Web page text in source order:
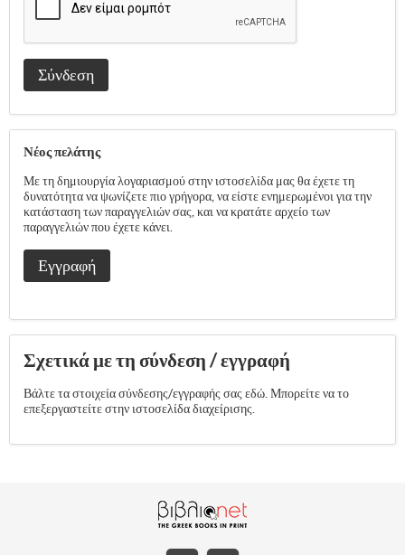
Σύνδεση
Νέος πελάτης
Με τη δημιουργία λογαριασμού στην ιστοσελίδα μας θα έχετε τη
δυνατότητα να ψωνίζετε πιο γρήγορα, να είστε ενημερωμένοι για την
κατάσταση των παραγγελιών σας, και να κρατάτε αρχείο των
παραγγελιών που έχετε κάνει.
Εγγραφή
Σχετικά με τη σύνδεση / εγγραφή
Βάλτε τα στοιχεία σύνδεσης/εγγραφής σας εδώ. Μπορείτε να το
επεξεργαστείτε στην ιστοσελίδα διαχείρισης.